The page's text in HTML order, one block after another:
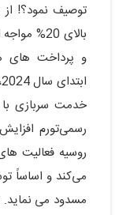
توصیف نمود؟! از
بالای
و پرداخت های
رسمی‌تورم
روسیه فعالیت
می‌کند و اساساً
مسدود می نماید.